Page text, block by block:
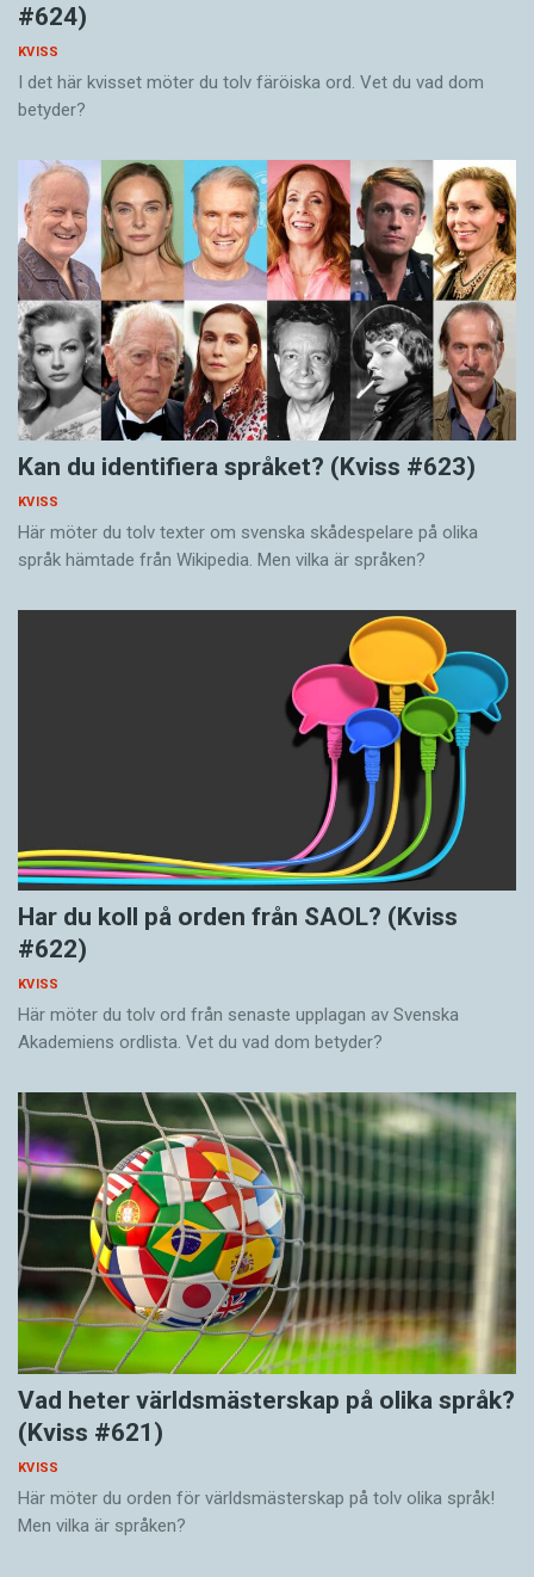
#624)
KVISS
I det här kvisset möter du tolv färöiska ord. Vet du vad dom
betyder?
Kan du identifiera språket? (Kviss #623)
KVISS
Här möter du tolv texter om svenska skådespelare på olika
språk hämtade från Wikipedia. Men vilka är språken?
Har du koll på orden från SAOL? (Kviss
#622)
KVISS
Här möter du tolv ord från senaste upplagan av Svenska
Akademiens ordlista. Vet du vad dom betyder?
Vad heter världsmästerskap på olika språk?
(Kviss #621)
KVISS
Här möter du orden för världsmästerskap på tolv olika språk!
Men vilka är språken?